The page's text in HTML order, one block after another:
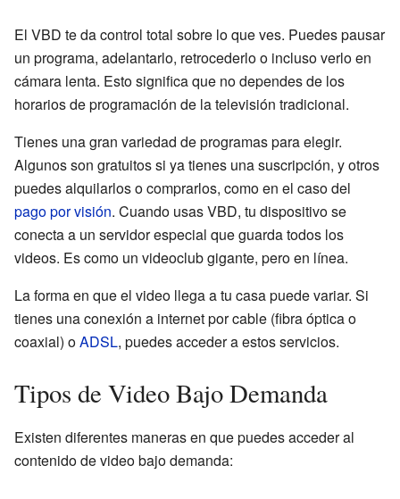
El VBD te da control total sobre lo que ves. Puedes pausar
un programa, adelantarlo, retrocederlo o incluso verlo en
cámara lenta. Esto significa que no dependes de los
horarios de programación de la televisión tradicional.
Tienes una gran variedad de programas para elegir.
Algunos son gratuitos si ya tienes una suscripción, y otros
puedes alquilarlos o comprarlos, como en el caso del
pago por visión. Cuando usas VBD, tu dispositivo se
conecta a un servidor especial que guarda todos los
videos. Es como un videoclub gigante, pero en línea.
La forma en que el video llega a tu casa puede variar. Si
tienes una conexión a internet por cable (fibra óptica o
coaxial) oADSL, puedes acceder a estos servicios.
Tipos de Video Bajo Demanda
Existen diferentes maneras en que puedes acceder al
contenido de video bajo demanda: